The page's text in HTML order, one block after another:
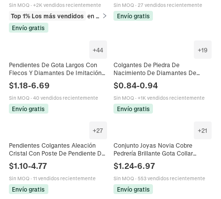
Sin MOQ · +2K vendidos recientemente
Top 1% Los más vendidos
en Pendientes
Envío gratis
Sin MOQ · 27 vendidos recientemente
Envío gratis
+44
Pendientes De Gota Largos Con
Flecos Y Diamantes De Imitación
Flor Gota De Agua Aleación Joyería
Elegante Para Mujer
$1.18-6.69
Sin MOQ · 40 vendidos recientemente
Envío gratis
+19
Colgantes De Piedra De
Nacimiento De Diamantes De
Imitación Coloridos Redondos
Acero Inoxidable Accesorios Para
Hacer Joyas DIY Para Collares
Pulseras Pendientes
$0.84-0.94
Sin MOQ · +1K vendidos recientemente
Envío gratis
+27
Pendientes Colgantes Aleación
Cristal Con Poste De Pendiente De
Plata Esterlina 925 Borla Larga
Mariposa Banquete Lujo
$1.10-4.77
Sin MOQ · 11 vendidos recientemente
Envío gratis
+21
Conjunto Joyas Novia Cobre
Pedrería Brillante Gota Collar
Pendientes Pulsera Para Boda
Fiesta Banquete Mujeres Moda
Plateado
$1.24-6.97
Sin MOQ · 553 vendidos recientemente
Envío gratis